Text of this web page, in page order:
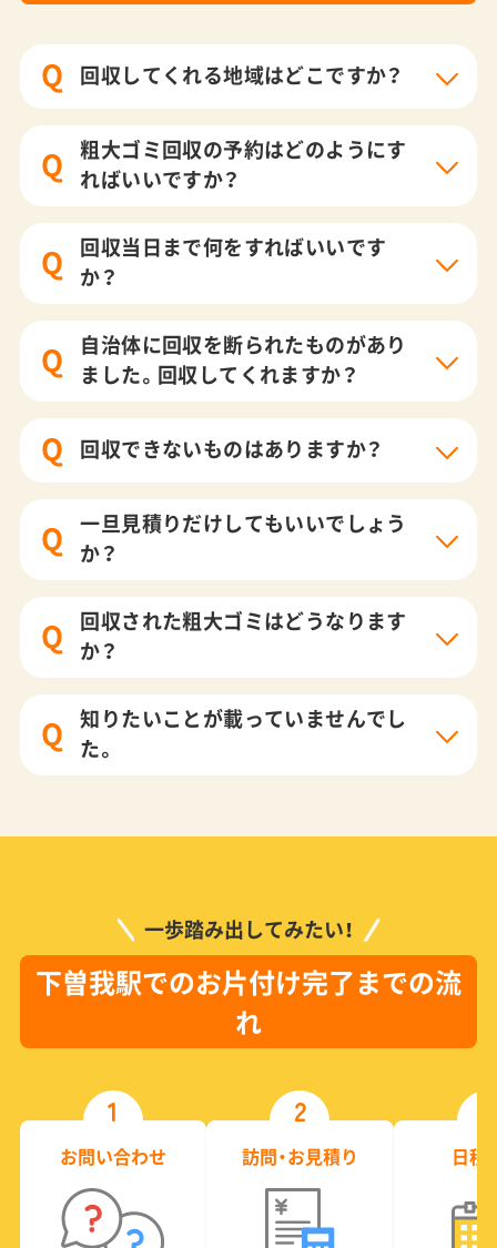
Q 回収してくれる地域はどこですか？
Q
粗大ゴミ回収の予約はどのようにす
ればいいですか？
Q
回収当日まで何をすればいいです
か？
Q
自治体に回収を断られたものがあり
ました。回収してくれますか？
Q 回収できないものはありますか？
Q
一旦見積りだけしてもいいでしょう
か？
Q
回収された粗大ゴミはどうなります
か？
Q
知りたいことが載っていませんでし
た。
一歩踏み出してみたい！
下曽我駅でのお片付け完了までの流
れ
1
お問い合わせ
2
訪問・お見積り 日程